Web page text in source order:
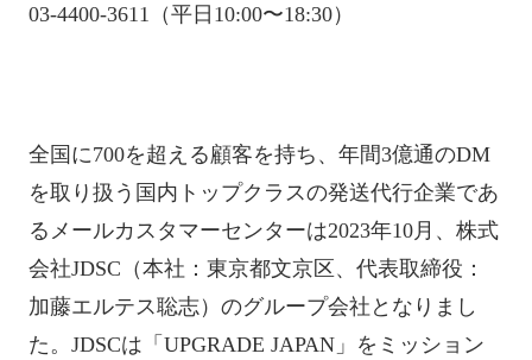
03-4400-3611（平日10:00〜18:30）
全国に700を超える顧客を持ち、年間3億通のDM
を取り扱う国内トップクラスの発送代行企業であ
るメールカスタマーセンターは2023年10月、株式
会社JDSC（本社：東京都⽂京区、代表取締役：
加藤エルテス聡志）のグループ会社となりまし
た。JDSCは「UPGRADE JAPAN」をミッション